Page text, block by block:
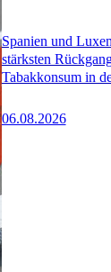
Spanien und
stärksten
Tabakkonsum in
06.08.2026